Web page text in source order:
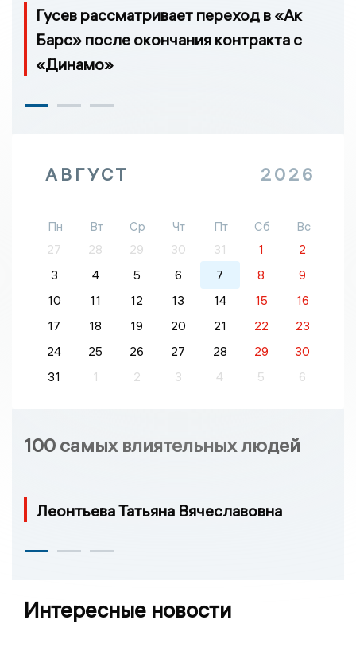
Гусев рассматривает переход в «Ак
Барс» после окончания контракта с
«Динамо»
АВГУСТ 2026
Пн Вт Ср Чт Пт Сб
Вс
27
28 29 30 31 1
2
3
4 5 6 7 8
9
10
11 12 13 14 15
16
17
18 19 20 21 22
23
24
25 26 27 28 29
30
31
1 2 3 4 5 6
100 самых влиятельных людей
Леонтьева Татьяна Вячеславовна
Интересные новости